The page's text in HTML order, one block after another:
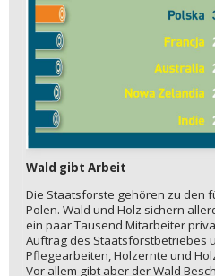
Wald gibt Arbeit
Die Staatsforste gehören zu den
Polen. Wald und Holz sichern
ein paar Tausend Mitarbeiter
Auftrag des Staatsforstbetriebes
Pflegearbeiten, Holzernte und
Vor allem gibt aber der Wald